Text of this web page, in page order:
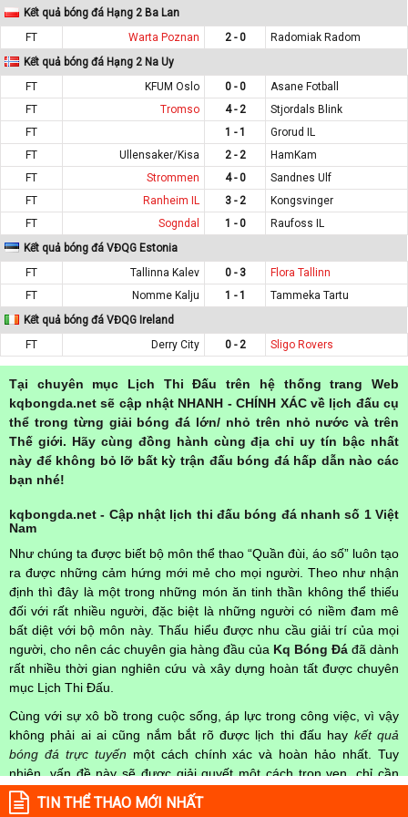
Kết quả bóng đá Hạng 2 Ba Lan
FT
Warta Poznan 2 - 0
Radomiak Radom
Kết quả bóng đá Hạng 2 Na Uy
FT
KFUM Oslo 0 - 0
Asane Fotball
FT
Tromso 4 - 2
Stjordals Blink
FT
1 - 1
Grorud IL
FT
Ullensaker/Kisa 2 - 2
HamKam
FT
Strommen 4 - 0
Sandnes Ulf
FT
Ranheim IL 3 - 2
Kongsvinger
FT
Sogndal 1 - 0
Raufoss IL
Kết quả bóng đá VĐQG Estonia
FT
Tallinna Kalev 0 - 3
Flora Tallinn
FT
Nomme Kalju 1 - 1
Tammeka Tartu
Kết quả bóng đá VĐQG Ireland
FT
Derry City 0 - 2 Sligo Rovers
Tại chuyên mục Lịch Thi Đấu trên hệ thống trang Web
kqbongda.net sẽ cập nhật NHANH - CHÍNH XÁC về lịch đấu cụ
thể trong từng giải bóng đá lớn/ nhỏ trên nhỏ nước và trên
Thế giới. Hãy cùng đồng hành cùng địa chỉ uy tín bậc nhất
này để không bỏ lỡ bất kỳ trận đấu bóng đá hấp dẫn nào các
bạn nhé!
kqbongda.net - Cập nhật lịch thi đấu bóng đá nhanh số 1 Việt
Nam
Như chúng ta được biết bộ môn thể thao “Quần đùi, áo số” luôn tạo
ra được những cảm hứng mới mẻ cho mọi người. Theo như nhận
định thì đây là một trong những món ăn tinh thần không thể thiếu
đối với rất nhiều người, đặc biệt là những người có niềm đam mê
bất diệt với bộ môn này. Thấu hiểu được nhu cầu giải trí của mọi
người, cho nên các chuyên gia hàng đầu của Kq Bóng Đá đã dành
rất nhiều thời gian nghiên cứu và xây dựng hoàn tất được chuyên
mục Lịch Thi Đấu.
Cùng với sự xô bồ trong cuộc sống, áp lực trong công việc, vì vậy
không phải ai ai cũng nắm bắt rõ được lịch thi đấu hay kết quả
bóng đá trực tuyến một cách chính xác và hoàn hảo nhất. Tuy
nhiên, vấn đề này sẽ được giải quyết một cách trọn vẹn, chỉ cần
truy cập vào chuyên mục
Lịch Thi Đấu
mọi người hoàn toàn nắm rõ được chính xác về thời gian các trận
TIN THỂ THAO MỚI NHẤT